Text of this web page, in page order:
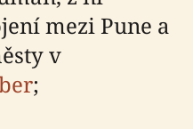
mezi Pune a
v
;